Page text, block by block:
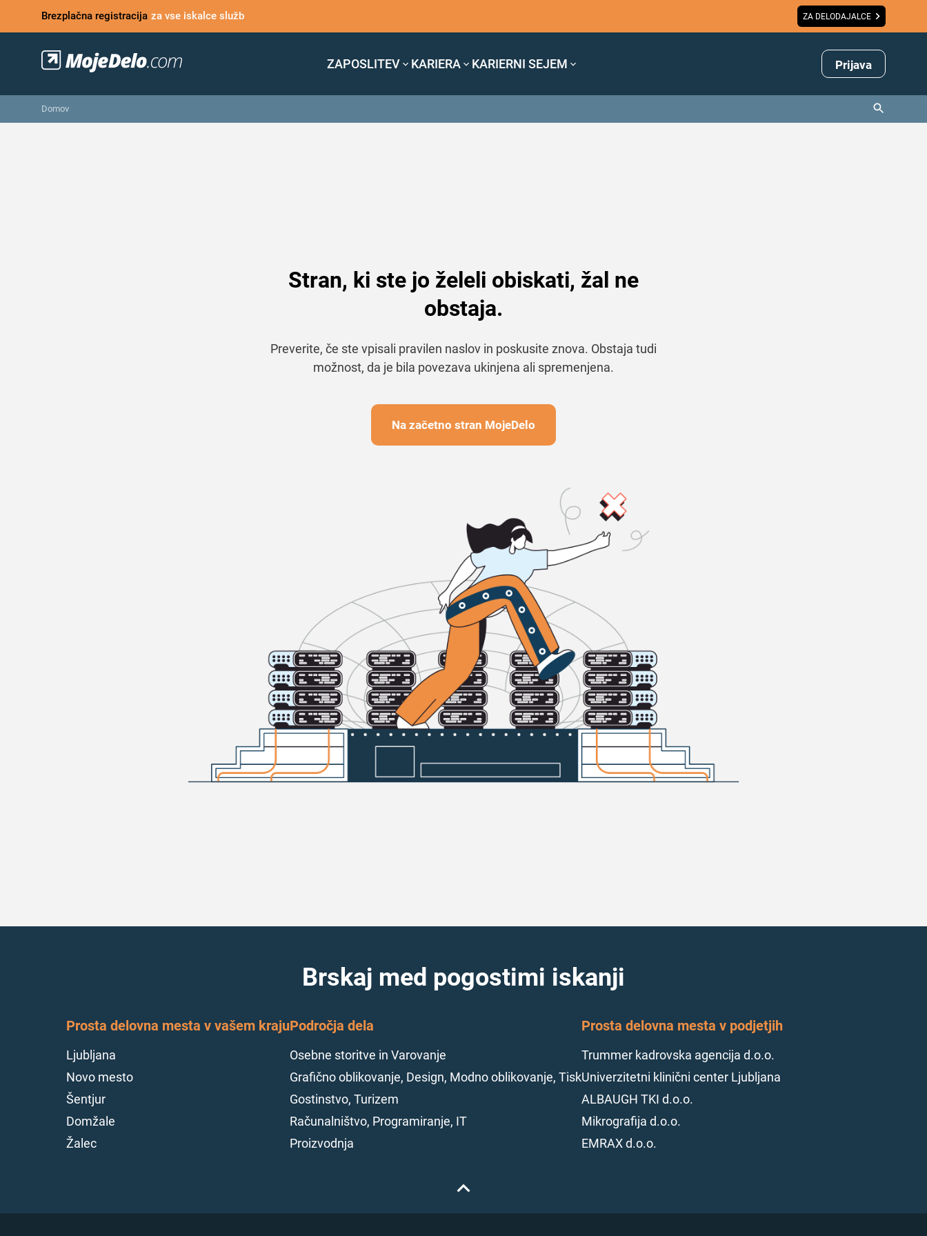
Brezplačna registracija za vse iskalce služb ZA DELODAJALCE
ZAPOSLITEV KARIERA KARIERNI SEJEM Prijava
Domov
Stran, ki ste jo želeli obiskati, žal ne
obstaja.
Preverite, če ste vpisali pravilen naslov in poskusite znova. Obstaja tudi
možnost, da je bila povezava ukinjena ali spremenjena.
Na začetno stran MojeDelo
Brskaj med pogostimi iskanji
Prosta delovna mesta v vašem kraju
Ljubljana
Novo mesto
Šentjur
Domžale
Žalec
Področja dela
Osebne storitve in Varovanje
Grafično oblikovanje, Design, Modno oblikovanje, Tisk
Gostinstvo, Turizem
Računalništvo, Programiranje, IT
Proizvodnja
Prosta delovna mesta v podjetjih
Trummer kadrovska agencija d.o.o.
Univerzitetni klinični center Ljubljana
ALBAUGH TKI d.o.o.
Mikrografija d.o.o.
EMRAX d.o.o.